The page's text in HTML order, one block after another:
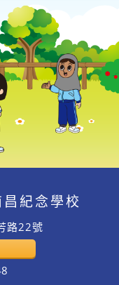
紀念學校
路22號